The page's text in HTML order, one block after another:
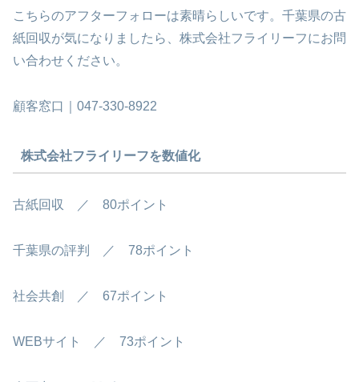
こちらのアフターフォローは素晴らしいです。千葉県の古
紙回収が気になりましたら、株式会社フライリーフにお問
い合わせください。
顧客窓口｜047-330-8922
株式会社フライリーフを数値化
古紙回収 ／ 80ポイント
千葉県の評判 ／ 78ポイント
社会共創 ／ 67ポイント
WEBサイト ／ 73ポイント